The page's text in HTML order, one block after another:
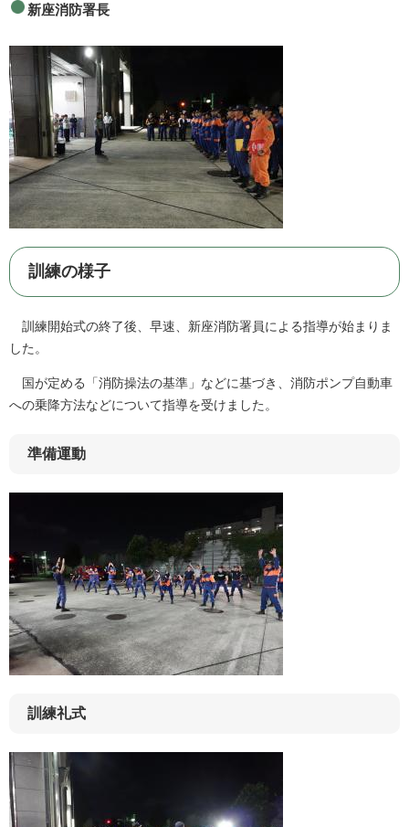
新座消防署長
訓練の様子
訓練開始式の終了後、早速、新座消防署員による指導が始まりま
した。
国が定める「消防操法の基準」などに基づき、消防ポンプ自動車
への乗降方法などについて指導を受けました。
準備運動
訓練礼式